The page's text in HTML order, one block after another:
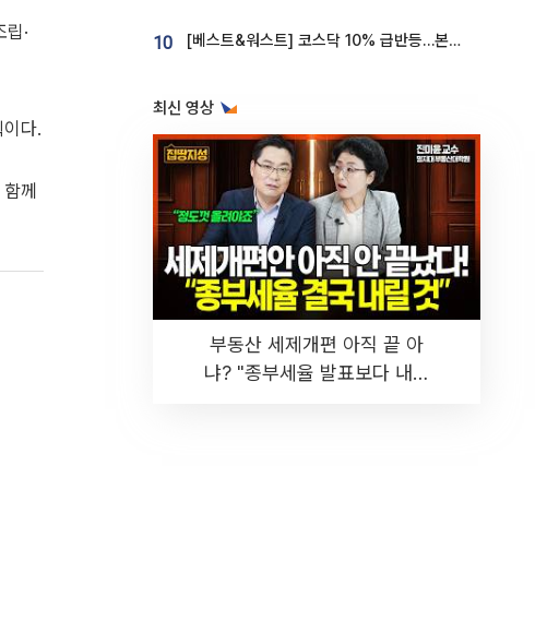
·
다.
께
10 [베스트&워스트] 코스닥 10% 급반등…본느, 최대주주 변경 기대에 270% 폭등
최신 영상
부동산 세제개편 아직 끝 아
냐? "종부세율 발표보다 내릴